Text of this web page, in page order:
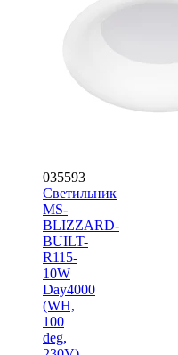
035593
Светильник
MS-
BLIZZARD-
BUILT-
R115-
10W
Day4000
(WH,
100
deg,